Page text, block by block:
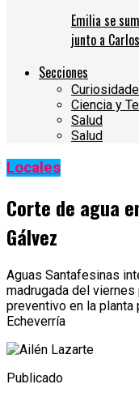
Emilia se
junto a
Secciones
Ciencia y
Salud
Salud
Locales
Corte de agua
Gálvez
Aguas Santafesinas
madrugada del
preventivo en la planta
Echeverría
Publicado